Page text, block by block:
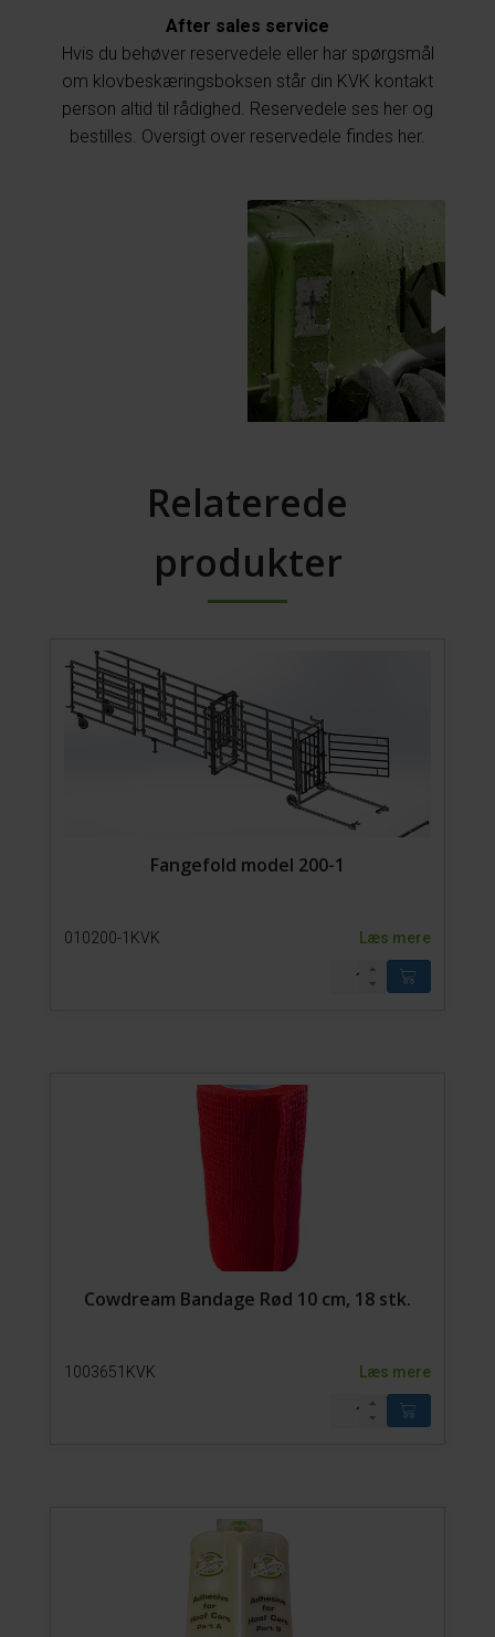
After sales service
Hvis du behøver reservedele eller har spørgsmål
om klovbeskæringsboksen står din KVK kontakt
person altid til rådighed. Reservedele ses her og
bestilles. Oversigt over reservedele findes her.
Relaterede
produkter
Fangefold model 200-1
010200-1KVK Læs mere
Cowdream Bandage Rød 10 cm, 18 stk.
1003651KVK Læs mere